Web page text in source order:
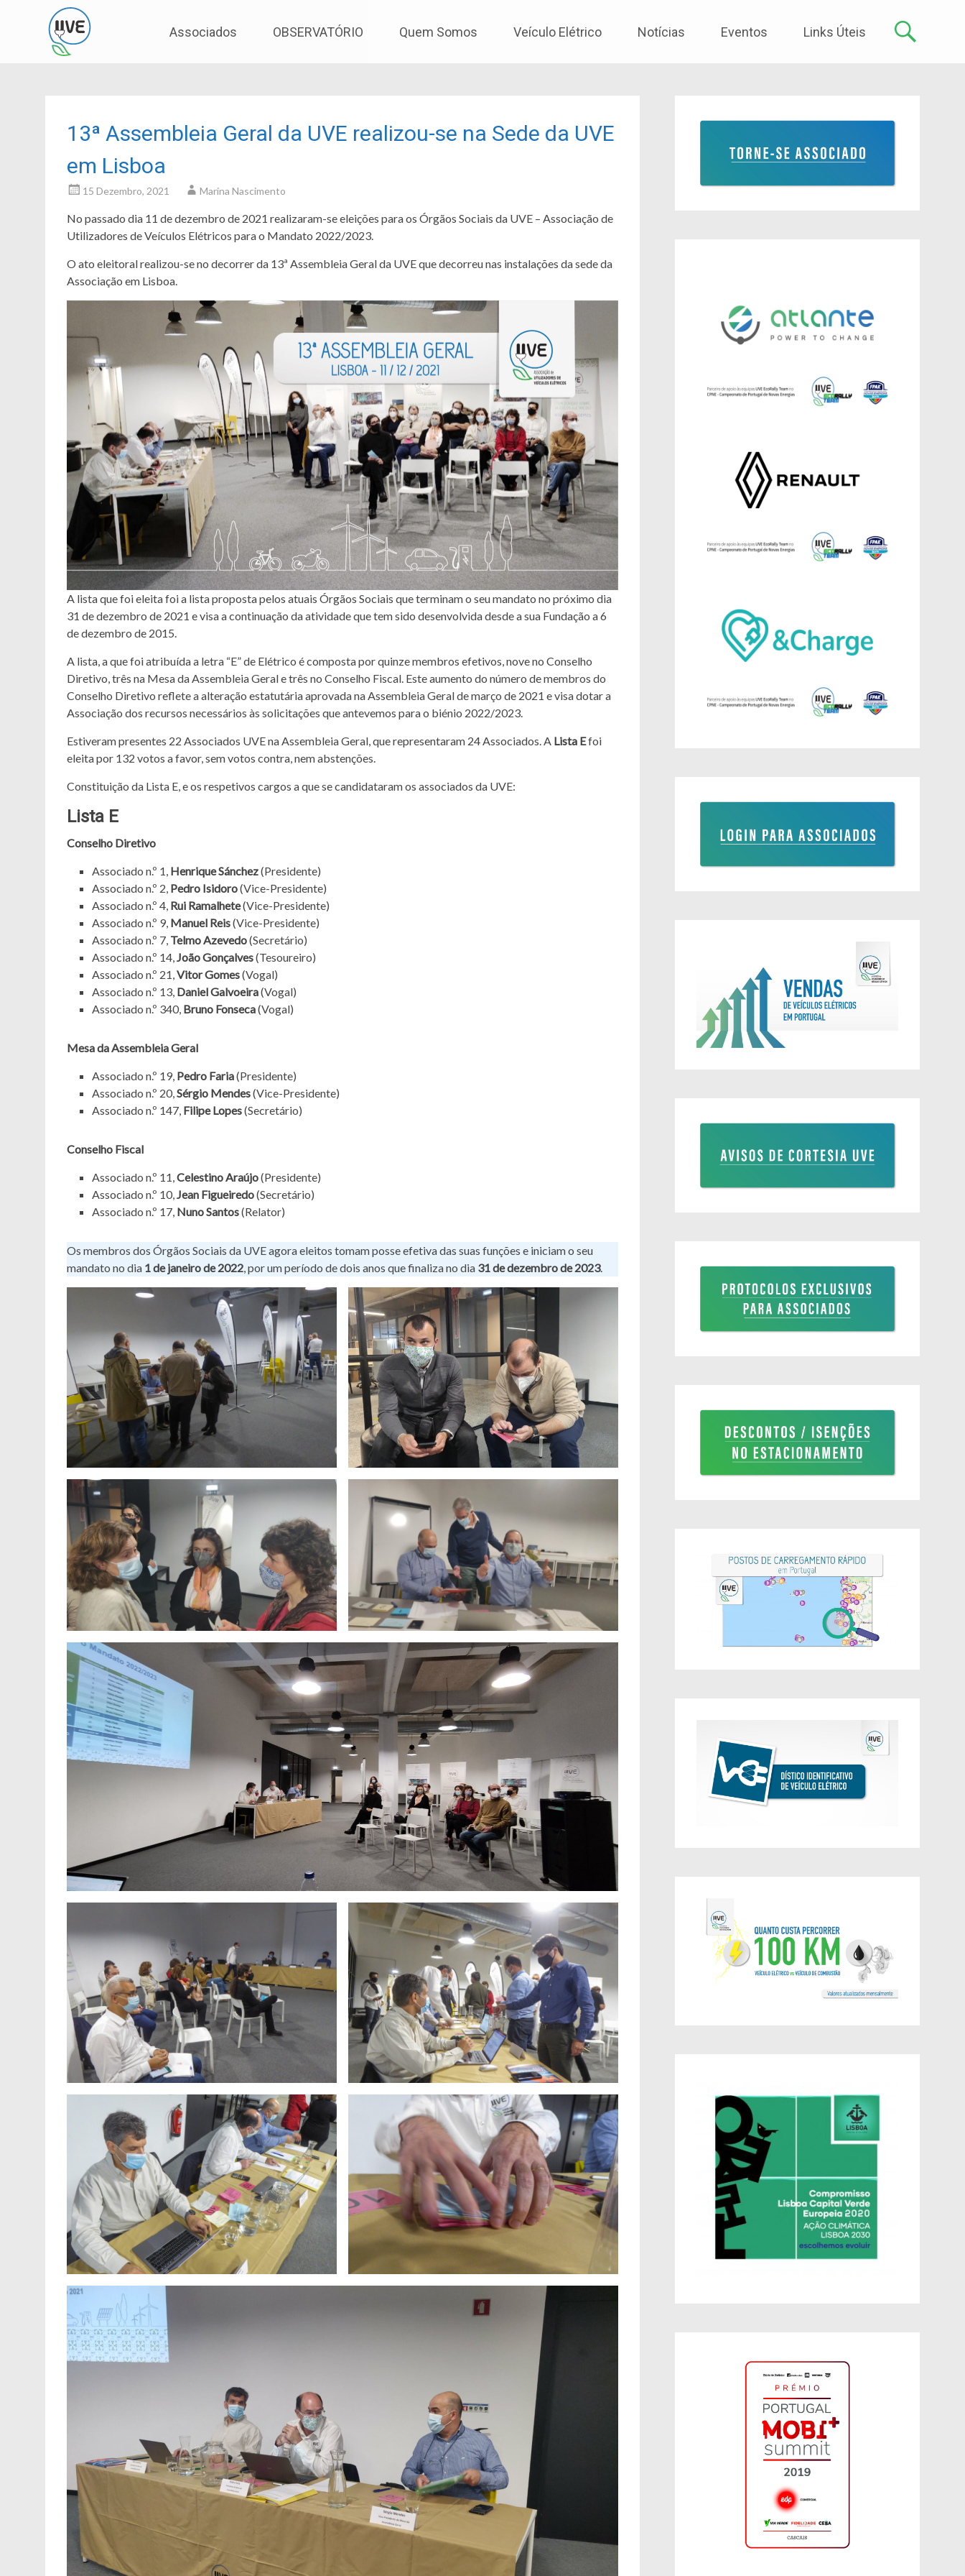
to
Associados OBSERVATÓRIO Quem Somos Veículo Elétrico Notícias Eventos Links Úteis
13ª Assembleia Geral da UVE realizou-se na Sede da UVE
em Lisboa
15 Dezembro, 2021 Marina Nascimento
No passado dia 11 de dezembro de 2021 realizaram-se eleições para os Órgãos Sociais da UVE – Associação de
Utilizadores de Veículos Elétricos para o Mandato 2022/2023.
O ato eleitoral realizou-se no decorrer da 13ª Assembleia Geral da UVE que decorreu nas instalações da sede da
Associação em Lisboa.
A lista que foi eleita foi a lista proposta pelos atuais Órgãos Sociais que terminam o seu mandato no próximo dia
31 de dezembro de 2021 e visa a continuação da atividade que tem sido desenvolvida desde a sua Fundação a 6
de dezembro de 2015.
A lista, a que foi atribuída a letra “E” de Elétrico é composta por quinze membros efetivos, nove no Conselho
Diretivo, três na Mesa da Assembleia Geral e três no Conselho Fiscal. Este aumento do número de membros do
Conselho Diretivo reflete a alteração estatutária aprovada na Assembleia Geral de março de 2021 e visa dotar a
Associação dos recursos necessários às solicitações que antevemos para o biénio 2022/2023.
Estiveram presentes 22 Associados UVE na Assembleia Geral, que representaram 24 Associados. A Lista Efoi
eleita por 132 votos a favor, sem votos contra, nem abstenções.
Constituição da Lista E, e os respetivos cargos a que se candidataram os associados da UVE:
Lista E
Conselho Diretivo
Associado n.º 1, Henrique Sánchez(Presidente)
Associado n.º 2, Pedro Isidoro(Vice-Presidente)
Associado n.º 4, Rui Ramalhete(Vice-Presidente)
Associado n.º 9, Manuel Reis(Vice-Presidente)
Associado n.º 7, Telmo Azevedo(Secretário)
Associado n.º 14,João Gonçalves(Tesoureiro)
Associado n.º 21,Vitor Gomes(Vogal)
Associado n.º 13, Daniel Galvoeira(Vogal)
Associado n.º 340, Bruno Fonseca(Vogal)
Mesa da Assembleia Geral
Associado n.º 19, Pedro Faria(Presidente)
Associado n.º 20,Sérgio Mendes(Vice-Presidente)
Associado n.º 147, Filipe Lopes(Secretário)
Conselho Fiscal
Associado n.º 11,Celestino Araújo(Presidente)
Associado n.º 10,Jean Figueiredo(Secretário)
Associado n.º 17, Nuno Santos(Relator)
Os membros dos Órgãos Sociais da UVE agora eleitos tomam posse efetiva das suas funções e iniciam o seu
mandato no dia 1 de janeiro de 2022, por um período de dois anos que finaliza no dia 31 de dezembro de 2023.